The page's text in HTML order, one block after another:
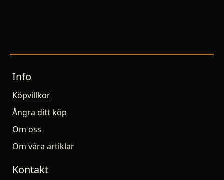
Info
Köpvillkor
Ångra ditt köp
Om oss
Om våra artiklar
Kontakt